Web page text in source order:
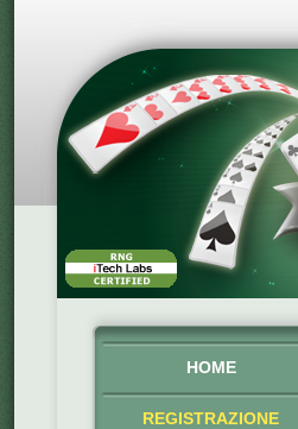
HOME
REGISTRAZIONE